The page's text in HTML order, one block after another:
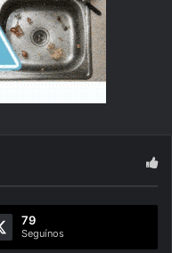
79
Seguínos